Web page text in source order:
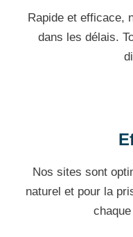
Rapide et efficace,
dans les délais.
Nos sites sont
naturel et pour la